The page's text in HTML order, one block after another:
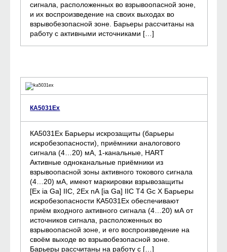
сигнала, расположенных во взрывоопасной зоне,
и их воспроизведение на своих выходах во
взрывобезопасной зоне. Барьеры рассчитаны на
работу с активными источниками […]
КА5031Ех
КА5031Ех Барьеры искрозащиты (барьеры
искробезопасности), приёмники аналогового
сигнала (4…20) мА, 1-канальные, HART
Активные одноканальные приёмники из
взрывоопасной зоны активного токового сигнала
(4…20) мА, имеют маркировки взрывозащиты
[Ex ia Ga] IIC, 2Ex nA [ia Ga] IIC Т4 Gc X Барьеры
искробезопасности КА5031Ех обеспечивают
приём входного активного сигнала (4…20) мА от
источников сигнала, расположенных во
взрывоопасной зоне, и его воспроизведение на
своём выходе во взрывобезопасной зоне.
Барьеры рассчитаны на работу с […]